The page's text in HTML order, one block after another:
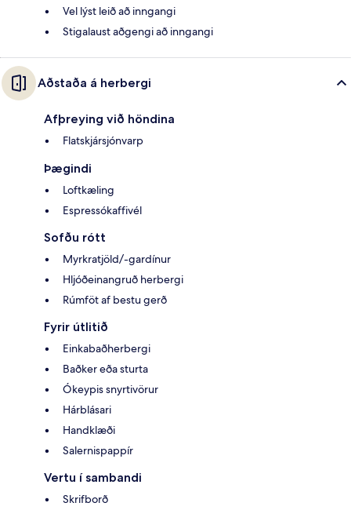
Vel lýst leið að inngangi
Stigalaust aðgengi að inngangi
Aðstaða á herbergi
Afþreying við höndina
Flatskjársjónvarp
Þægindi
Loftkæling
Espressókaffivél
Sofðu rótt
Myrkratjöld/-gardínur
Hljóðeinangruð herbergi
Rúmföt af bestu gerð
Fyrir útlitið
Einkabaðherbergi
Baðker eða sturta
Ókeypis snyrtivörur
Hárblásari
Handklæði
Salernispappír
Vertu í sambandi
Skrifborð